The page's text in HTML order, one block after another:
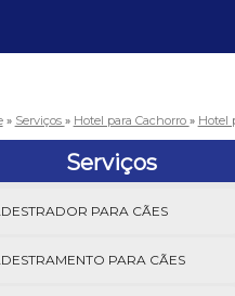
» Serviços » Hotel para Cachorro » Hotel
Serviços
PARA CÃES
PARA CÃES